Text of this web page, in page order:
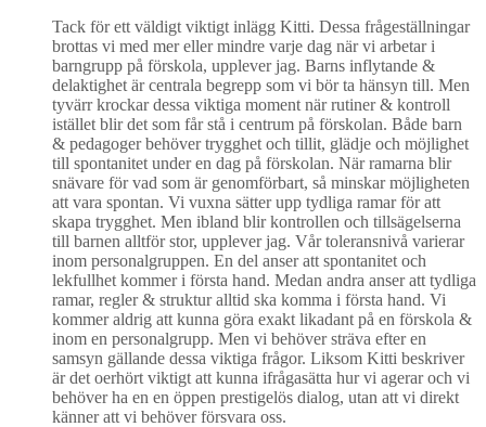
Tack för ett väldigt viktigt inlägg Kitti. Dessa frågeställningar
brottas vi med mer eller mindre varje dag när vi arbetar i
barngrupp på förskola, upplever jag. Barns inflytande &
delaktighet är centrala begrepp som vi bör ta hänsyn till. Men
tyvärr krockar dessa viktiga moment när rutiner & kontroll
istället blir det som får stå i centrum på förskolan. Både barn
& pedagoger behöver trygghet och tillit, glädje och möjlighet
till spontanitet under en dag på förskolan. När ramarna blir
snävare för vad som är genomförbart, så minskar möjligheten
att vara spontan. Vi vuxna sätter upp tydliga ramar för att
skapa trygghet. Men ibland blir kontrollen och tillsägelserna
till barnen alltför stor, upplever jag. Vår toleransnivå varierar
inom personalgruppen. En del anser att spontanitet och
lekfullhet kommer i första hand. Medan andra anser att tydliga
ramar, regler & struktur alltid ska komma i första hand. Vi
kommer aldrig att kunna göra exakt likadant på en förskola &
inom en personalgrupp. Men vi behöver sträva efter en
samsyn gällande dessa viktiga frågor. Liksom Kitti beskriver
är det oerhört viktigt att kunna ifrågasätta hur vi agerar och vi
behöver ha en en öppen prestigelös dialog, utan att vi direkt
känner att vi behöver försvara oss.